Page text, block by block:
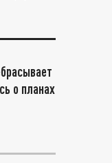
о планах